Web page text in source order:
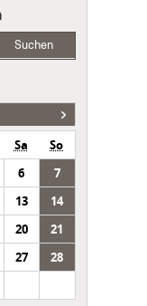
Suchen
Sa
So
6
7
13
14
20
21
27
28